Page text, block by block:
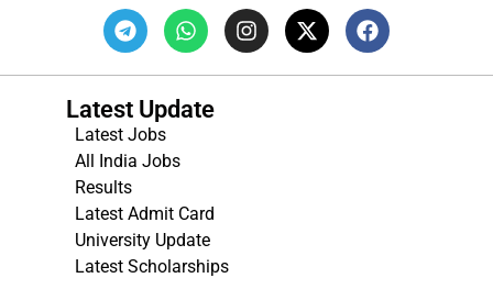
Latest Update
Latest Jobs
All India Jobs
Results
Latest Admit Card
University Update
Latest Scholarships